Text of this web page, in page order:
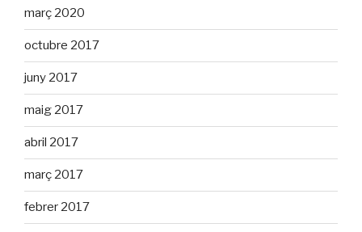
març 2020
octubre 2017
juny 2017
maig 2017
abril 2017
març 2017
febrer 2017